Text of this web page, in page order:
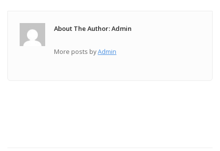
About The Author: Admin
More posts byAdmin